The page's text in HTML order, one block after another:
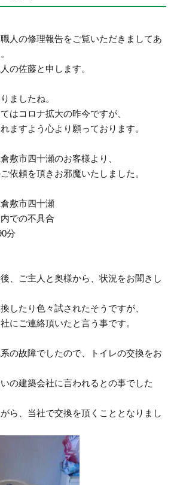
人の修理報告をご覧いただきましてあ
の佐藤と申します。
ましたね。
はコロナ拡大の昨今ですが、
ますよう心より願っております。
敷市四十瀬のお客様より、
依頼を頂きお邪魔いたしました。
敷市四十瀬
での不具合
分
、ご主人と奥様から、状況をお聞きし
したり色々試されたそうですが、
にご連絡頂いたと言う事です。
の故障でしたので、トイレの交換をお
の建築会社に言われるとの事でした
ら、当社で交換を頂くこととなりまし